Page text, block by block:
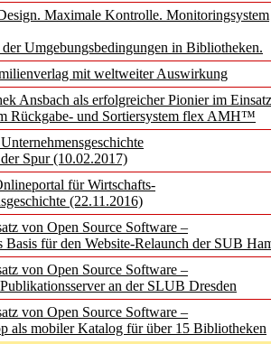
Maximale Kontrolle. Monitoringsystem
Umgebungsbedingungen in Bibliotheken.
mit weltweiter Auswirkung
Ansbach als erfolgreicher Pionier im
Rückgabe- und Sortiersystem flex AMH™
Spur (10.02.2017)
für Wirtschafts-
(22.11.2016)
von Open Source Software –
für den Website-Relaunch der SUB
von Open Source Software –
an der SLUB Dresden
von Open Source Software –
als mobiler Katalog für über 15 Bibliotheken
von
digitalen Welt
Infrastruktur
bis
Ausrüstung in der
unterwegs
Social Media